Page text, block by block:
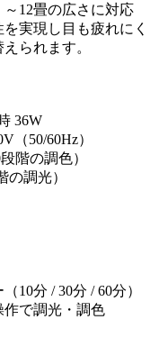
12畳の広さに対応
実現し目も疲れにく
られます。
36W
（50/60Hz）
階の調色）
の調光）
10分 / 30分 / 60分）
で調光・調色